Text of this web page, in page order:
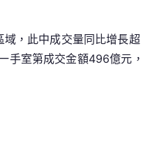
，此中成交量同比增長
手室第成交金額496億元